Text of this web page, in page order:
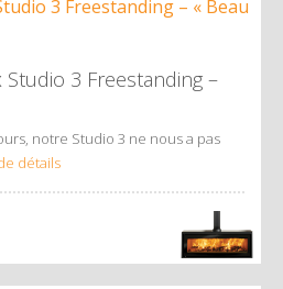
Studio 3 Freestanding –
notre Studio 3 ne nous a pas
détails